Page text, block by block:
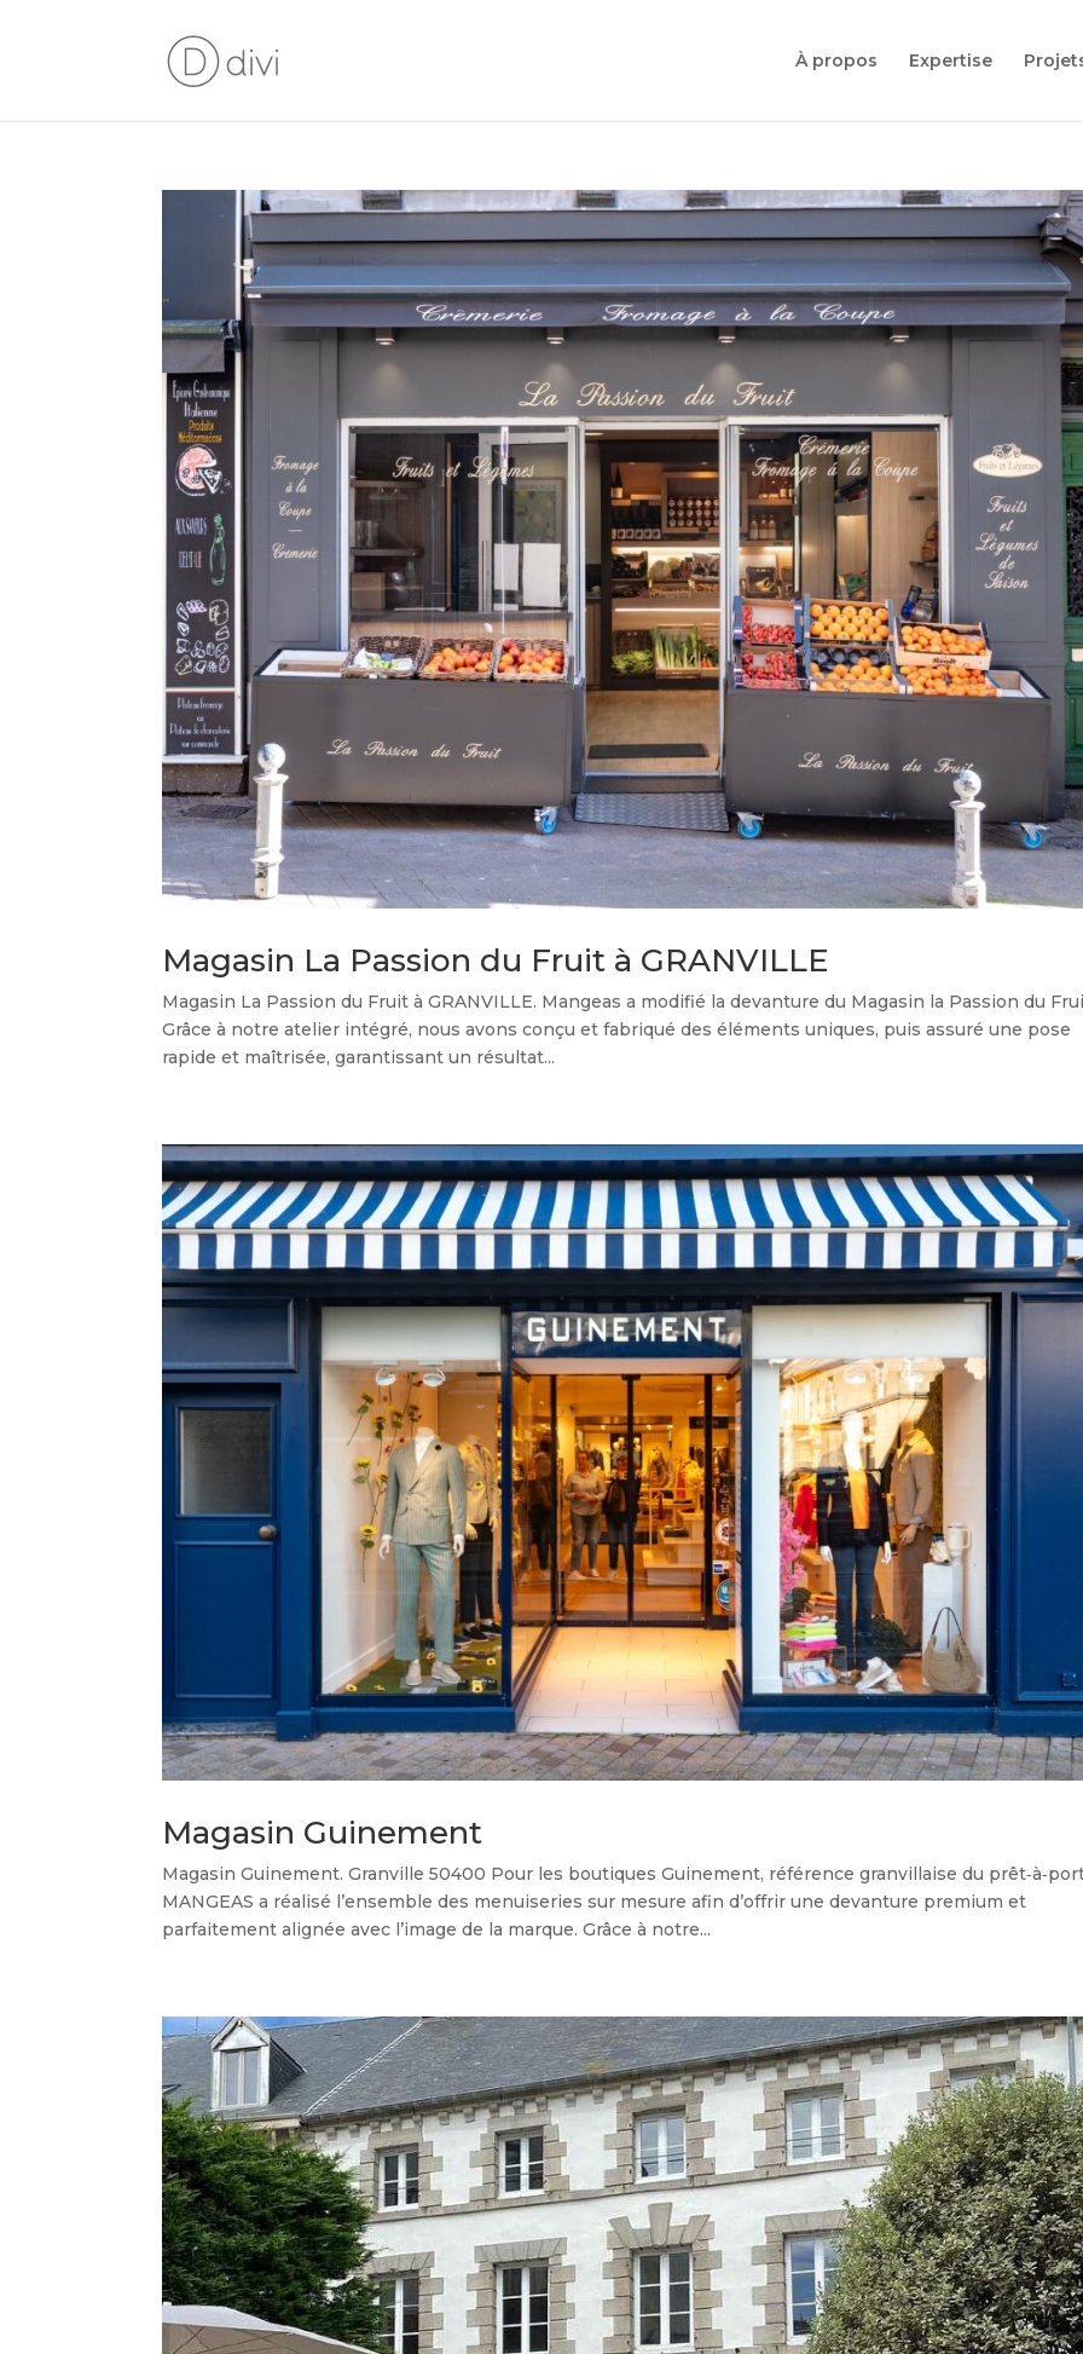
À propos Expertise
Magasin La Passion du Fruit à GRANVILLE
Magasin La Passion du Fruit à GRANVILLE. Mangeas a modifié la devanture du Magasin la Passion du
Grâce à notre atelier intégré, nous avons conçu et fabriqué des éléments uniques, puis assuré une pose
rapide et maîtrisée, garantissant un résultat...
Magasin Guinement
Magasin Guinement. Granville​​ 50400 Pour les boutiques Guinement, référence granvillaise du
MANGEAS a réalisé l’ensemble des menuiseries sur mesure afin d’offrir une devanture premium et
parfaitement alignée avec l’image de la marque. Grâce à notre...